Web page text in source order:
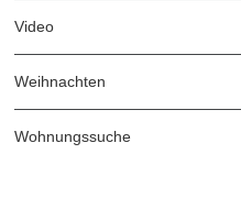
Video
Weihnachten
Wohnungssuche